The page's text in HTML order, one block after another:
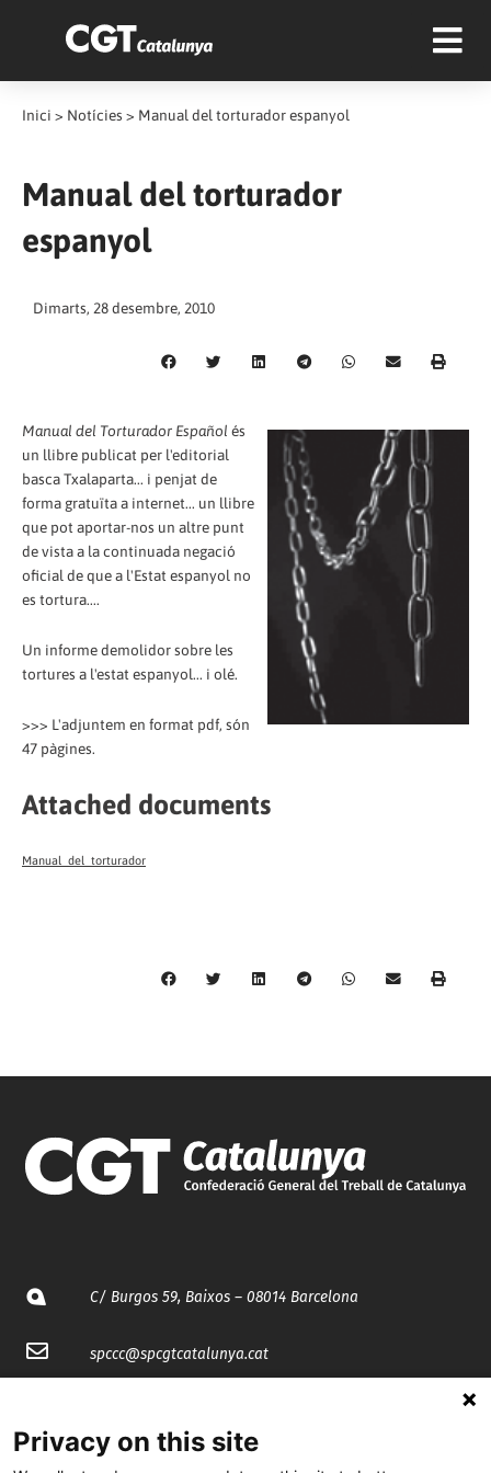
Inici > Notícies > Manual del torturador espanyol
Manual del torturador
espanyol
Dimarts, 28 desembre, 2010
Manual del Torturador Español és
un llibre publicat per l'editorial
basca Txalaparta... i penjat de
forma gratuïta a internet... un llibre
que pot aportar-nos un altre punt
de vista a la continuada negació
oficial de que a l'Estat espanyol no
es tortura....
Un informe demolidor sobre les
tortures a l'estat espanyol... i olé.
>>> L'adjuntem en format pdf, són
47 pàgines.
Attached documents
Manual_del_torturador
C/ Burgos 59, Baixos – 08014 Barcelona
spccc@spcgtcatalunya.cat
Privacy on this site